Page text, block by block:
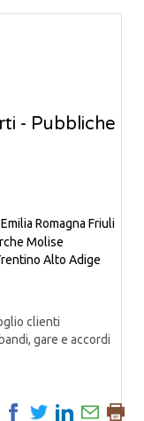
- Pubbliche
Emilia Romagna Friuli
Molise
Alto Adige
clienti
gare e accordi